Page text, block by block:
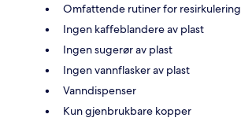
Omfattende rutiner for resirkulering
Ingen kaffeblandere av plast
Ingen sugerør av plast
Ingen vannflasker av plast
Vanndispenser
Kun gjenbrukbare kopper